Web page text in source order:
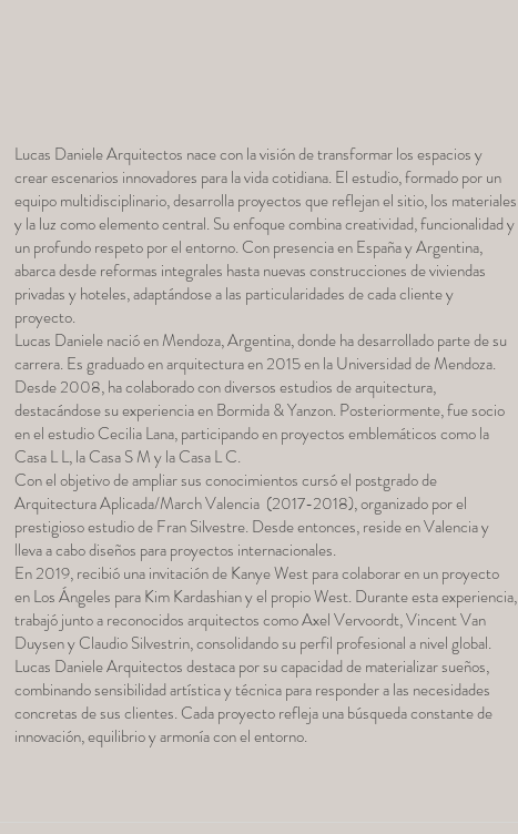
Lucas Daniele Arquitectos nace con la visión de transformar los espacios y
crear escenarios innovadores para la vida cotidiana. El estudio, formado por un
equipo multidisciplinario, desarrolla proyectos que reflejan el sitio, los materiales
y la luz como elemento central. Su enfoque combina creatividad, funcionalidad y
un profundo respeto por el entorno. Con presencia en España y Argentina,
abarca desde reformas integrales hasta nuevas construcciones de viviendas
privadas y hoteles, adaptándose a las particularidades de cada cliente y
proyecto.
Lucas Daniele nació en Mendoza, Argentina, donde ha desarrollado parte de su
carrera. Es graduado en arquitectura en 2015 en la Universidad de Mendoza.
Desde 2008, ha colaborado con diversos estudios de arquitectura,
destacándose su experiencia en Bormida & Yanzon. Posteriormente, fue socio
en el estudio Cecilia Lana, participando en proyectos emblemáticos como la
Casa L L, la Casa S M y la Casa L C.
Con el objetivo de ampliar sus conocimientos cursó el postgrado de
Arquitectura Aplicada/March Valencia (2017-2018), organizado por el
prestigioso estudio de Fran Silvestre. Desde entonces, reside en Valencia y
lleva a cabo diseños para proyectos internacionales.
En 2019, recibió una invitación de Kanye West para colaborar en un proyecto
en Los Ángeles para Kim Kardashian y el propio West. Durante esta experiencia,
trabajó junto a reconocidos arquitectos como Axel Vervoordt, Vincent Van
Duysen y Claudio Silvestrin, consolidando su perfil profesional a nivel global.
Lucas Daniele Arquitectos destaca por su capacidad de materializar sueños,
combinando sensibilidad artística y técnica para responder a las necesidades
concretas de sus clientes. Cada proyecto refleja una búsqueda constante de
innovación, equilibrio y armonía con el entorno.